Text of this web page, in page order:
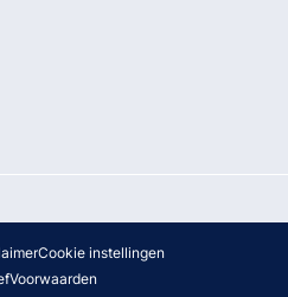
Cookie instellingen
Voorwaarden